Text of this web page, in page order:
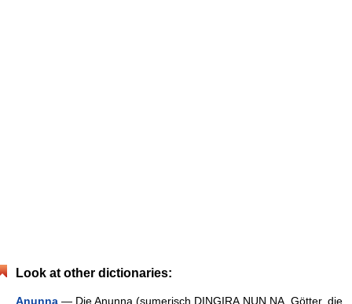
Look at other dictionaries:
Anunna — Die Anunna (sumerisch DINGIRA.NUN.NA, Götter, die